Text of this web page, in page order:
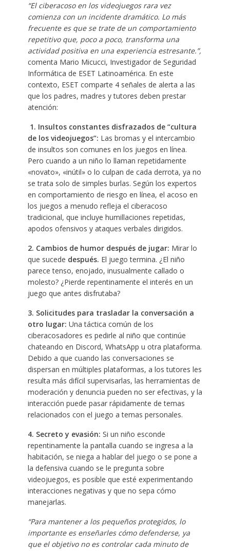
“El ciberacoso en los videojuegos rara vez
comienza con un incidente dramático. Lo más
frecuente es que se trate de un comportamiento
repetitivo que, poco a poco, transforma una
actividad positiva en una experiencia estresante.”,
comenta Mario Micucci, Investigador de Seguridad
Informática de ESET Latinoamérica. En este
contexto, ESET comparte 4 señales de alerta a las
que los padres, madres y tutores deben prestar
atención:
1. Insultos constantes disfrazados de “cultura
de los videojuegos”: Las bromas y el intercambio
de insultos son comunes en los juegos en línea.
Pero cuando a un niño lo llaman repetidamente
«novato», «inútil» o lo culpan de cada derrota, ya no
se trata solo de simples burlas. Según los expertos
en comportamiento de riesgo en línea, el acoso en
los juegos a menudo refleja el ciberacoso
tradicional, que incluye humillaciones repetidas,
apodos ofensivos y ataques verbales dirigidos.
2. Cambios de humor después de jugar: Mirar lo
que sucede después. El juego termina. ¿El niño
parece tenso, enojado, inusualmente callado o
molesto? ¿Pierde repentinamente el interés en un
juego que antes disfrutaba?
3. Solicitudes para trasladar la conversación a
otro lugar: Una táctica común de los
ciberacosadores es pedirle al niño que continúe
chateando en Discord, WhatsApp u otra plataforma.
Debido a que cuando las conversaciones se
dispersan en múltiples plataformas, a los tutores les
resulta más difícil supervisarlas, las herramientas de
moderación y denuncia pueden no ser efectivas, y la
interacción puede pasar rápidamente de temas
relacionados con el juego a temas personales.
4. Secreto y evasión: Si un niño esconde
repentinamente la pantalla cuando se ingresa a la
habitación, se niega a hablar del juego o se pone a
la defensiva cuando se le pregunta sobre
videojuegos, es posible que esté experimentando
interacciones negativas y que no sepa cómo
manejarlas.
“Para mantener a los pequeños protegidos, lo
importante es enseñarles cómo defenderse, ya
que el objetivo no es controlar cada minuto de